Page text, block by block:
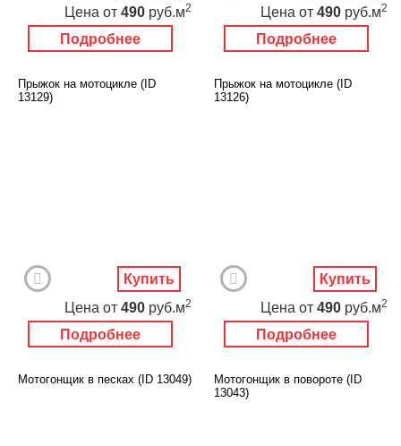
Подробнее
Цена от 490 руб.м2
Подробнее
Цена от 490 руб.м2
Прыжок на мотоцикле (ID
13129)
Подробнее
Цена от 490 руб.м2
Купить
Прыжок на мотоцикле (ID
13126)
Подробнее
Цена от 490 руб.м2
Купить
Мотогонщик в песках (ID 13049)
Мотогонщик в повороте (ID
13043)